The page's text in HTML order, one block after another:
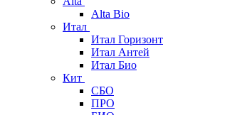
Alta Bio
Итал
Итал Горизонт
Итал Антей
Итал Био
Кит
СБО
ПРО